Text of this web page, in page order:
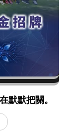
默默把關。